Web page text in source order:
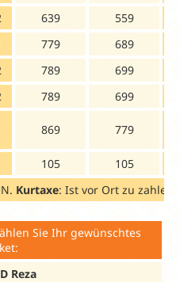
639
559
779
689
789
699
789
699
869 779
105
105
Kurtaxe: Ist vor Ort zu zahlen.
Sie Ihr gewünschtes
Reza